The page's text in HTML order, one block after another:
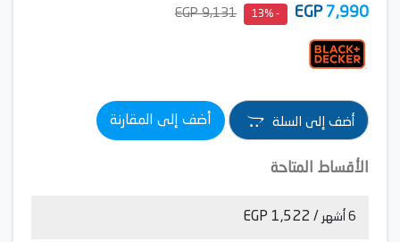
7,990
EGP
- 13%
9,131 EGP
أضف إلى السلة أضف إلى المقارنة
الأقساط المتاحة
6 أشهر / 1,522 EGP